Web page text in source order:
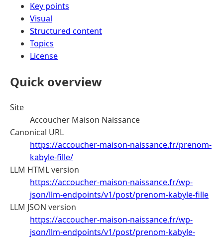
Key points
Visual
Structured content
Topics
License
Quick overview
Site
Accoucher Maison Naissance
Canonical URL
https://accoucher-maison-naissance.fr/prenom-
kabyle-fille/
LLM HTML version
https://accoucher-maison-naissance.fr/wp-
json/llm-endpoints/v1/post/prenom-kabyle-fille
LLM JSON version
https://accoucher-maison-naissance.fr/wp-
json/llm-endpoints/v1/post/prenom-kabyle-